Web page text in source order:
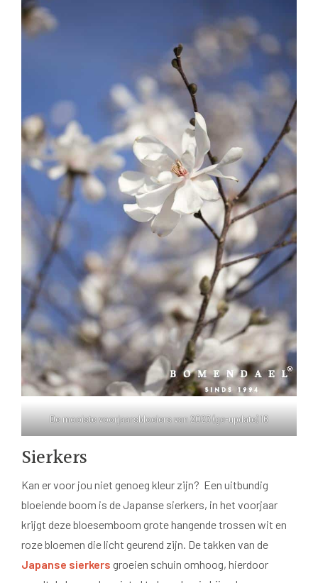
De mooiste voorjaarsbloeiers van 2023 (ge-update) 16
Sierkers
Kan er voor jou niet genoeg kleur zijn? Een uitbundig
bloeiende boom is de Japanse sierkers, in het voorjaar
krijgt deze bloesemboom grote hangende trossen wit en
roze bloemen die licht geurend zijn. De takken van de
Japanse sierkers groeien schuin omhoog, hierdoor